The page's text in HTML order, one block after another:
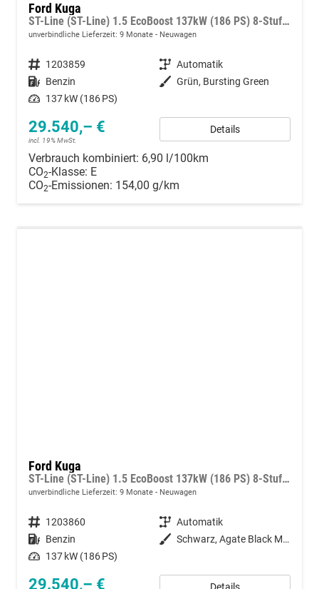
Ford Kuga
ST-Line (ST-Line) 1.5 EcoBoost 137kW (186 PS) 8-Stufen Automatik
unverbindliche Lieferzeit: 9 Monate Neuwagen
Fahrzeugnummer 1203859 Getriebe Automatik
Kraftstoff Benzin Außenfarbe Grün, Bursting Green
Leistung 137 kW (186 PS)
29.540,– €
incl. 19% MwSt.
Details
Verbrauch kombiniert: 6,90 l/100km
CO2-Klasse: E
CO2-Emissionen: 154,00 g/km
Ford Kuga
ST-Line (ST-Line) 1.5 EcoBoost 137kW (186 PS) 8-Stufen Automatik
unverbindliche Lieferzeit: 9 Monate Neuwagen
Fahrzeugnummer 1203860 Getriebe Automatik
Kraftstoff Benzin Außenfarbe
Schwarz, Agate Black Metallic
Leistung 137 kW (186 PS)
29.540,– €